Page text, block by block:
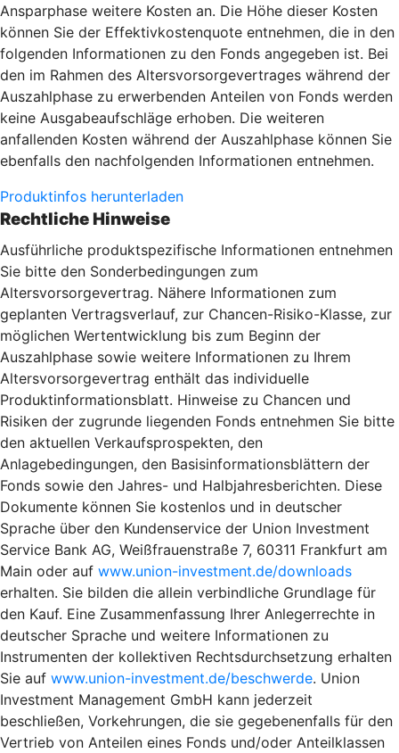
Ansparphase weitere Kosten an. Die Höhe dieser Kosten
können Sie der Effektivkostenquote entnehmen, die in den
folgenden Informationen zu den Fonds angegeben ist. Bei
den im Rahmen des Altersvorsorgevertrages während der
Auszahlphase zu erwerbenden Anteilen von Fonds werden
keine Ausgabeaufschläge erhoben. Die weiteren
anfallenden Kosten während der Auszahlphase können Sie
ebenfalls den nachfolgenden Informationen entnehmen.
Produktinfos herunterladen
Rechtliche Hinweise
Ausführliche produktspezifische Informationen entnehmen
Sie bitte den Sonderbedingungen zum
Altersvorsorgevertrag. Nähere Informationen zum
geplanten Vertragsverlauf, zur Chancen-Risiko-Klasse, zur
möglichen Wertentwicklung bis zum Beginn der
Auszahlphase sowie weitere Informationen zu Ihrem
Altersvorsorgevertrag enthält das individuelle
Produktinformationsblatt. Hinweise zu Chancen und
Risiken der zugrunde liegenden Fonds entnehmen Sie bitte
den aktuellen Verkaufsprospekten, den
Anlagebedingungen, den Basisinformationsblättern der
Fonds sowie den Jahres- und Halbjahresberichten. Diese
Dokumente können Sie kostenlos und in deutscher
Sprache über den Kundenservice der Union Investment
Service Bank AG, Weißfrauenstraße 7, 60311 Frankfurt am
Main oder auf www.union-investment.de/downloads
erhalten. Sie bilden die allein verbindliche Grundlage für
den Kauf. Eine Zusammenfassung Ihrer Anlegerrechte in
deutscher Sprache und weitere Informationen zu
Instrumenten der kollektiven Rechtsdurchsetzung erhalten
Sie auf www.union-investment.de/beschwerde. Union
Investment Management GmbH kann jederzeit
beschließen, Vorkehrungen, die sie gegebenenfalls für den
Vertrieb von Anteilen eines Fonds und/oder Anteilklassen